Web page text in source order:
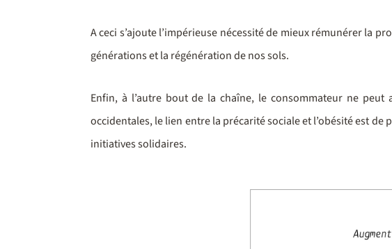
A ceci s’ajoute l’impérieuse nécessité de mieux rémunérer la
générations et la régénération de nos sols.
Enfin, à l’autre bout de la chaîne, le consommateur ne
occidentales, le lien entre la précarité sociale et l’obésité est
initiatives solidaires.